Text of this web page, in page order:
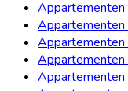
Appartementen
Appartementen
Appartementen
Appartementen